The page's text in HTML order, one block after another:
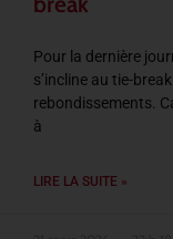
Pour la dernière
s’incline au tie-
rebondissements.
à
LIRE LA SUITE »